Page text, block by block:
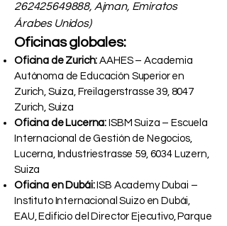
262425649888, Ajman, Emiratos
Árabes Unidos)
Oficinas globales:
Oficina de Zurich: AAHES – Academia
Autónoma de Educación Superior en
Zurich, Suiza, Freilagerstrasse 39, 8047
Zurich, Suiza
Oficina de Lucerna: ISBM Suiza – Escuela
Internacional de Gestión de Negocios,
Lucerna, Industriestrasse 59, 6034 Luzern,
Suiza
Oficina en Dubái:ISB Academy Dubai –
Instituto Internacional Suizo en Dubái,
EAU, Edificio del Director Ejecutivo, Parque